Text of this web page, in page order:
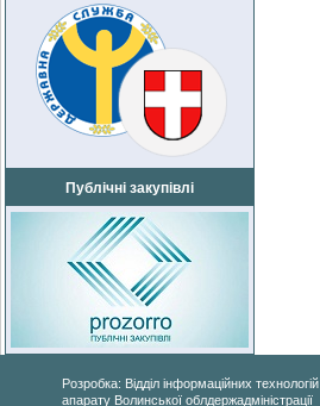
Публічні закупівлі
Розробка: Відділ інформаційних технологій
апарату Волинської облдержадміністрації